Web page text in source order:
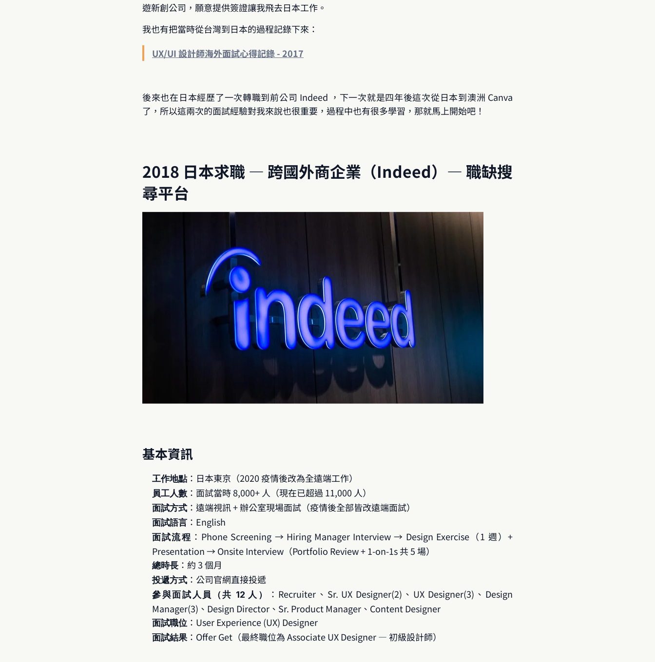
遊新創公司，願意提供簽證讓我飛去日本工作。
我也有把當時從台灣到日本的過程記錄下來：
UX/UI 設計師海外面試心得記錄 - 2017
後來也在日本經歷了一次轉職到前公司 Indeed ，下一次就是四年後這次從日本到澳洲 Canva
了，所以這兩次的面試經驗對我來說也很重要，過程中也有很多學習，那就馬上開始吧！
2018 日本求職 — 跨國外商企業（Indeed）— 職缺搜
尋平台
基本資訊
工作地點：日本東京（2020 疫情後改為全遠端工作）
員工人數 ：面試當時 8,000+ 人（現在已超過 11,000 人）
面試方式 ：遠端視訊 + 辦公室現場面試（疫情後全部皆改遠端面試）
面試語言 ：English
面試流程 ：Phone Screening → Hiring Manager Interview → Design Exercise（1 週）+
Presentation → Onsite Interview（Portfolio Review + 1-on-1s 共 5 場）
總時長 ：約 3 個月
投遞方式 ：公司官網直接投遞
參與面試人員（共 12 人）
：Recruiter、Sr. UX Designer(2)、UX Designer(3)、Design
Manager(3)、Design Director、Sr. Product Manager、Content Designer
面試職位 ：User Experience (UX) Designer
面試結果：Offer Get（最終職位為 Associate UX Designer — 初級設計師）